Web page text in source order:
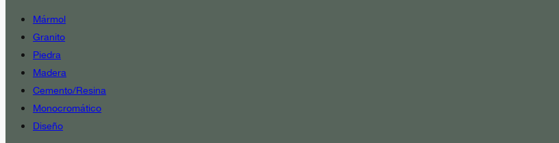
Mármol
Granito
Piedra
Madera
Cemento/Resina
Monocromático
Diseño